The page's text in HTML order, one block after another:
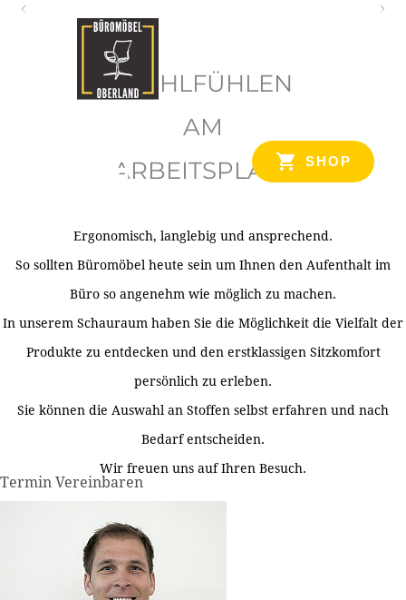
SHOP
WOHLFÜHLEN
AM
ARBEITSPLATZ
Ergonomisch, langlebig und ansprechend.
So sollten Büromöbel heute sein um Ihnen den Aufenthalt im
Büro so angenehm wie möglich zu machen.
In unserem Schauraum haben Sie die Möglichkeit die Vielfalt der
Produkte zu entdecken und den erstklassigen Sitzkomfort
persönlich zu erleben.
Sie können die Auswahl an Stoffen selbst erfahren und nach
Bedarf entscheiden.
Wir freuen uns auf Ihren Besuch.
Termin Vereinbaren